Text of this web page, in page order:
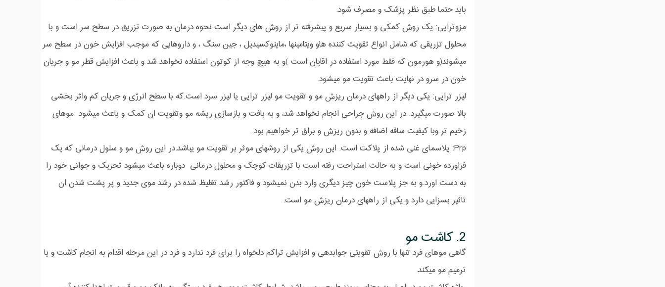
باید حتما طبق نظر پزشک و مصرف شود.
مزوتراپی: یک روش کمکی و بسیار سریع و پیشرفته تر از روش های دیگر است نحوه درمان به صورت تزریق در سطح سر است و با
محلول تزریقی که شامل انواع تقویت کننده هاو ویتامینها ،ماینوکسیدیل ، جین سنگ ، و داروهایی که موجب افزایش خون در سطح سر
میشوند(و هورمون که فقط مورد استفاده در اقایان است )و به هیچ وجه از کوتون استفاده نخواهد شد و باعث افزایش قطر مو و جریان
خون در سرو در نهایت باعث تقویت مو میشود.
لیزر تراپی: یکی دیگر از راههای درمان ریزش مو و تقویت مو لیزر تراپی یا لیزر سرد است.که با سطح انرژی و جریان کم واثر بخشی
بالا صورت میگیرد. در این روش جراحی انجام نخواهد شد، و به بافت و بازسازی ریشه مو وتقویت ان کمک و باعث میشود موهای
زخیم تر وبا کیفیت ساقه اضافه و بدون ریزش و براق تر خواهیم بود.
Prp: پلاسمای غنی شده از پلاکت است. این روش یکی از روشهای موثر بر تقویت مو یباشد.در این روش مو و سلول درمانی که یک
فراورده خونی است و به حالت استراحت رفته است با تزریقات کوچک و محلول درمانی دوباره باعث میشود تحریک و جوانی خود را
به دست اورد.و به جز پلاست خون چیز دیگری وارد بدن نمیشود و فاکتور رشد تغلیظ شده در رشد موی جدید و پر پشت شدن ان
تاثیر بسزایی دارد و یکی از راههای درمان ریزش مو است.
2. کاشت مو
گاهی موهای فرد تنها با روش تقویتی جوابدهی و افزایش تراکم دلخواه را برای فرد ندارد و فرد در این مرحله اقدام به انجام کاشت و یا
ترمیم مو میکند.